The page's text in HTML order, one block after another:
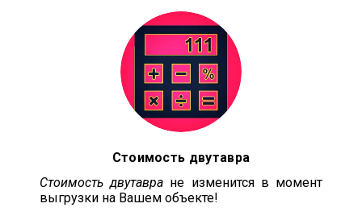
Стоимость двутавра
Стоимость двутавра не изменится в момент
выгрузки на Вашем объекте!